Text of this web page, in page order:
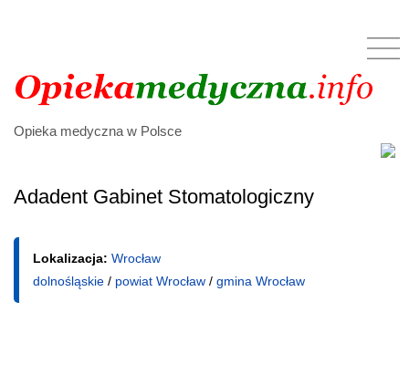
Opieka medyczna w Polsce
Adadent Gabinet Stomatologiczny
Lokalizacja: Wrocław
dolnośląskie / powiat Wrocław / gmina Wrocław